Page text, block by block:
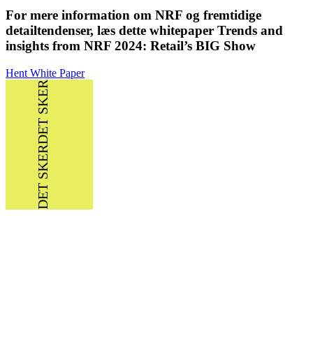
For mere information om NRF og fremtidige
detailtendenser, læs dette whitepaper Trends and
insights from NRF 2024: Retail’s BIG Show
Hent White Paper
DET SKER
DET SKER